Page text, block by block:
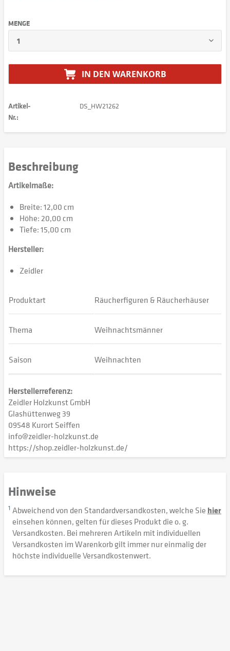
MENGE
IN DEN WARENKORB
Artikel-
Nr.:
DS_HW21262
Beschreibung
Artikelmaße:
Breite: 12,00 cm
Höhe: 20,00 cm
Tiefe: 15,00 cm
Hersteller:
Zeidler
Produktart Räucherfiguren & Räucherhäuser
Thema Weihnachtsmänner
Saison Weihnachten
Herstellerreferenz:
Zeidler Holzkunst GmbH
Glashüttenweg 39
09548 Kurort Seiffen
info@zeidler-holzkunst.de
https://shop.zeidler-holzkunst.de/
Hinweise
1 Abweichend von den Standardversandkosten, welche Sie hier
einsehen können, gelten für dieses Produkt die o. g.
Versandkosten. Bei mehreren Artikeln mit individuellen
Versandkosten im Warenkorb gilt immer nur einmalig der
höchste individuelle Versandkostenwert.